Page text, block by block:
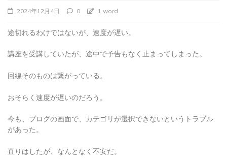
途切れるわけではないが、速度が遅い。
講座を受講していたが、途中で予告もなく止まってしまった。
回線そのものは繋がっている。
おそらく速度が遅いのだろう。
今も、ブログの画面で、カテゴリが選択できないというトラブル
があった。
直りはしたが、なんとなく不安だ。